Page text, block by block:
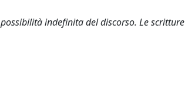
indefinita del discorso. Le scritture